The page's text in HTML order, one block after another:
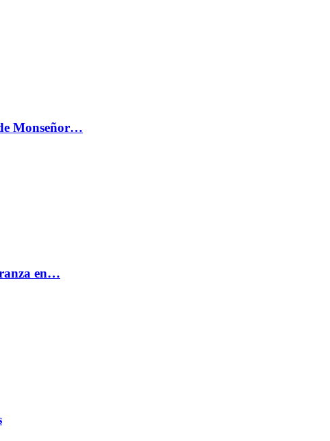
Monseñor…
en…